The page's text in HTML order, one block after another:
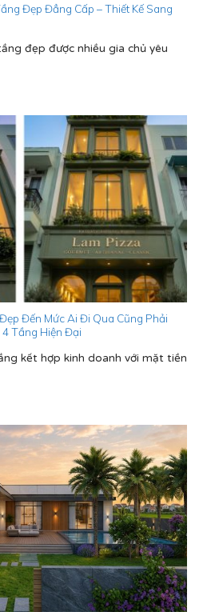
Đẹp Đẳng Cấp – Thiết Kế Sang
đẹp được nhiều gia chủ yêu
Đến Mức Ai Đi Qua Cũng Phải
4 Tầng Hiện Đại
kết hợp kinh doanh với mặt tiền